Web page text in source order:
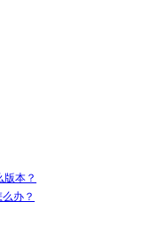
版本？
办？